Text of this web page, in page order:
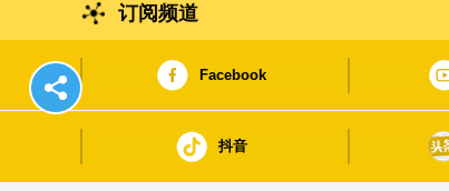
订阅频道
Facebook
抖音